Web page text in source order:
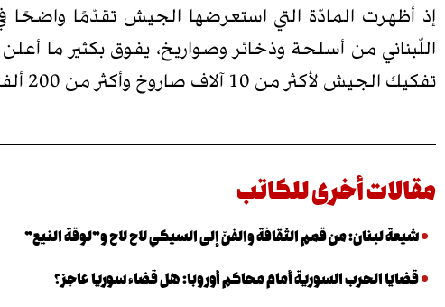
إذ أظهرت المادّة التي استعرضها الجيش تقدّمًا واضحًا
اللّبناني من أسلحة وذخائر وصواريخ، يفوق بكثير ما
تفكيك الجيش لأكثر من 10 آلاف صاروخ وأكثر من 200 ألف قذيفة صاروخيّة بالإضافة الى الذخائر.
مقالات أخرى للكاتب
شيعة لبنان: من قمم الثقافة والفنّ إلى السيكي لاح لاح و”لوقة النيع”
قضايا الحرب السورية أمام محاكم أوروبا: هل قضاء سوريا عاجز؟